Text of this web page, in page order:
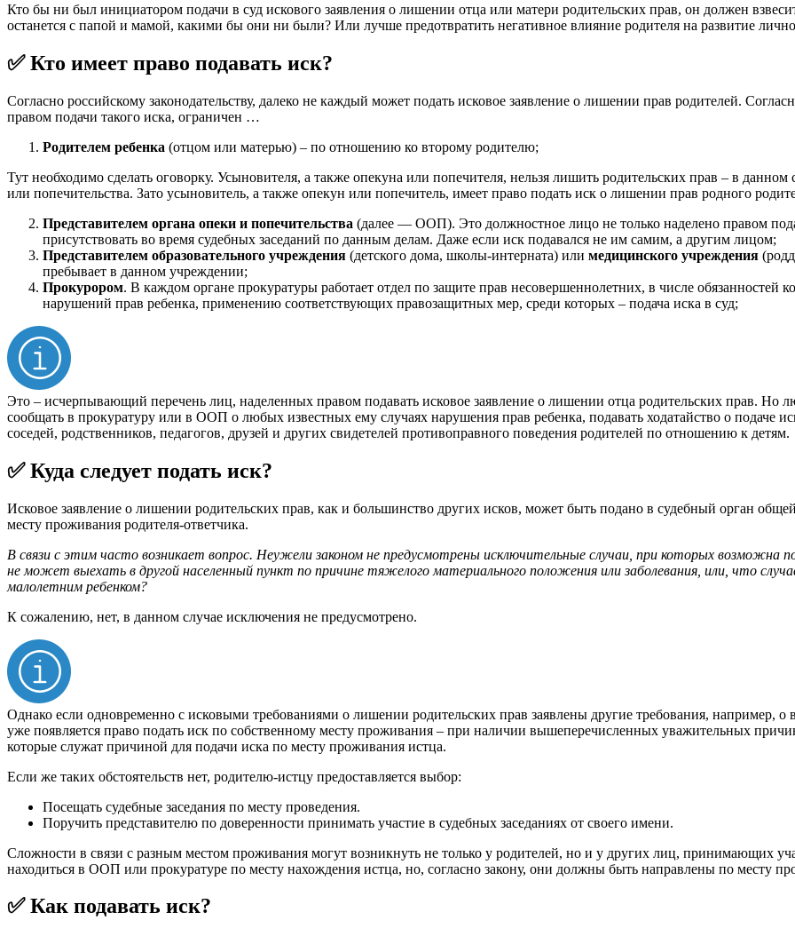
Кто бы ни был инициатором подачи в суд искового заявления о лишении отца или матери родительских прав, он должен
останется с папой и мамой, какими бы они ни были? Или лучше предотвратить негативное влияние родителя на развитие
✅ Кто имеет право подавать иск?
Согласно российскому законодательству, далеко не каждый может подать исковое заявление о лишении прав родителей.
правом подачи такого иска, ограничен …
Родителем ребенка (отцом или матерью) – по отношению ко второму родителю;
Тут необходимо сделать оговорку. Усыновителя, а также опекуна или попечителя, нельзя лишить родительских прав – в
или попечительства. Зато усыновитель, а также опекун или попечитель, имеет право подать иск о лишении прав родного
Представителем органа опеки и попечительства (далее — ООП). Это должностное лицо не только наделено правом
присутствовать во время судебных заседаний по данным делам. Даже если иск подавался не им самим, а другим лицом;
Представителем образовательного учреждения (детского дома, школы-интерната) или медицинского учреждения
пребывает в данном учреждении;
Прокурором. В каждом органе прокуратуры работает отдел по защите прав несовершеннолетних, в числе
нарушений прав ребенка, применению соответствующих правозащитных мер, среди которых – подача иска в суд;
Это – исчерпывающий перечень лиц, наделенных правом подавать исковое заявление о лишении отца родительских прав. Но
сообщать в прокуратуру или в ООП о любых известных ему случаях нарушения прав ребенка, подавать ходатайство о подаче
соседей, родственников, педагогов, друзей и других свидетелей противоправного поведения родителей по отношению к детям.
✅ Куда следует подать иск?
Исковое заявление о лишении родительских прав, как и большинство других исков, может быть подано в судебный орган
месту проживания родителя-ответчика.
В связи с этим часто возникает вопрос. Неужели законом не предусмотрены исключительные случаи, при которых
не может выехать в другой населенный пункт по причине тяжелого материального положения или заболевания, или, что
малолетним ребенком?
К сожалению, нет, в данном случае исключения не предусмотрено.
Однако если одновременно с исковыми требованиями о лишении родительских прав заявлены другие требования, например, о
уже появляется право подать иск по собственному месту проживания – при наличии вышеперечисленных уважительных
которые служат причиной для подачи иска по месту проживания истца.
Если же таких обстоятельств нет, родителю-истцу предоставляется выбор:
Посещать судебные заседания по месту проведения.
Поручить представителю по доверенности принимать участие в судебных заседаниях от своего имени.
Сложности в связи с разным местом проживания могут возникнуть не только у родителей, но и у других лиц, принимающих
находиться в ООП или прокуратуре по месту нахождения истца, но, согласно закону, они должны быть направлены по месту
✅ Как подавать иск?